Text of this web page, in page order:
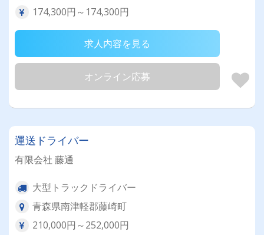
174,300円～174,300円
求人内容を見る
オンライン応募
運送ドライバー
有限会社 藤通
大型トラックドライバー
青森県南津軽郡藤崎町
210,000円～252,000円